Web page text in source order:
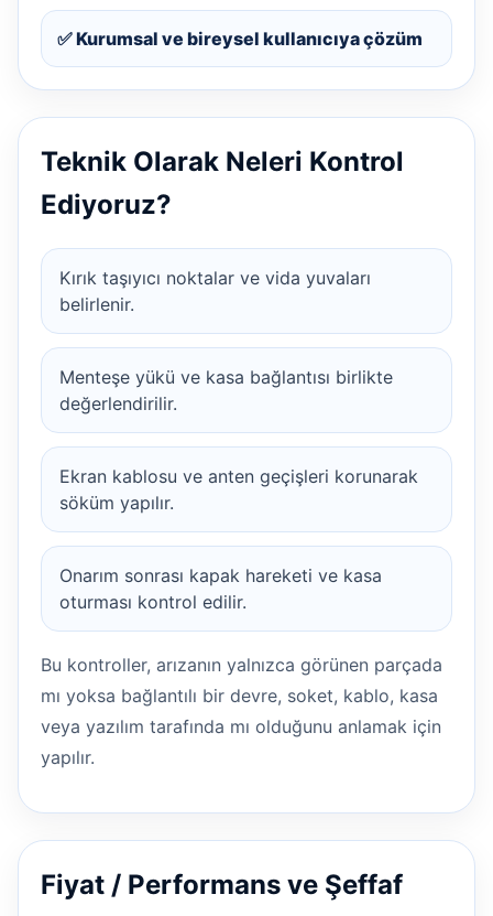
✅ Kurumsal ve bireysel kullanıcıya çözüm
Teknik Olarak Neleri Kontrol
Ediyoruz?
Kırık taşıyıcı noktalar ve vida yuvaları
belirlenir.
Menteşe yükü ve kasa bağlantısı birlikte
değerlendirilir.
Ekran kablosu ve anten geçişleri korunarak
söküm yapılır.
Onarım sonrası kapak hareketi ve kasa
oturması kontrol edilir.
Bu kontroller, arızanın yalnızca görünen parçada
mı yoksa bağlantılı bir devre, soket, kablo, kasa
veya yazılım tarafında mı olduğunu anlamak için
yapılır.
Fiyat / Performans ve Şeffaf